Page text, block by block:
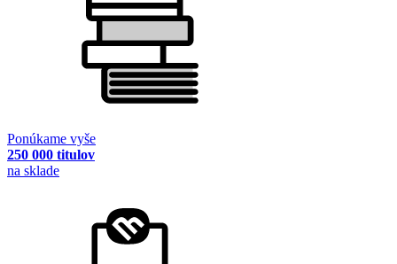
Ponúkame vyše
250 000 titulov
na sklade